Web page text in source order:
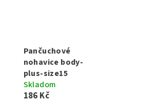
Pančuchové
nohavice body-
plus-size15
Skladom
186 Kč